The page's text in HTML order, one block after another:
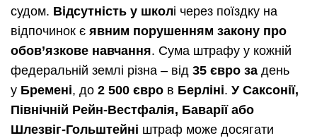
судом. Відсутність у школі через поїздку на
відпочинок є явним порушенням закону про
обов’язкове навчання. Сума штрафу у кожній
федеральній землі різна – від 35 євро за день
у Бремені, до 2 500 євро в Берліні. У Саксонії,
Північній Рейн-Вестфалія, Баварії або
Шлезвіг-Гольштейні штраф може досягати